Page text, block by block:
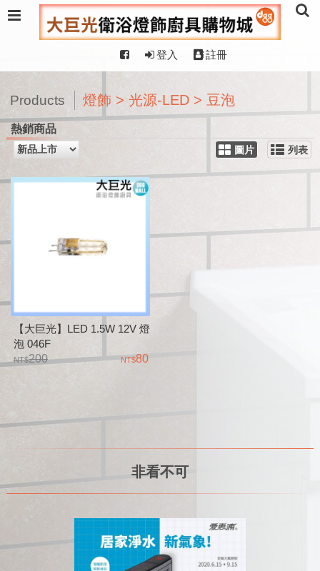
登入 註冊
Products 燈飾 > 光源-LED > 豆泡
熱銷商品
圖片 列表
【大巨光】LED 1.5W 12V 燈
泡 046F
200
80
非看不可